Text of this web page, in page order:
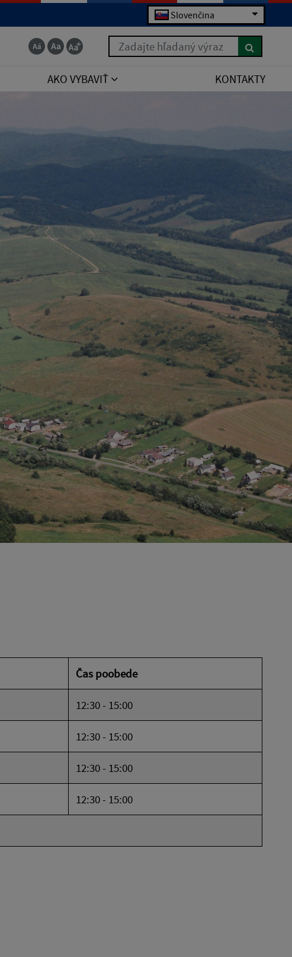
Slovenčina
Zadajte hľadaný výraz
AKO VYBAVIŤ KONTAKTY
Čas poobede
12:30 - 15:00
12:30 - 15:00
12:30 - 15:00
12:30 - 15:00